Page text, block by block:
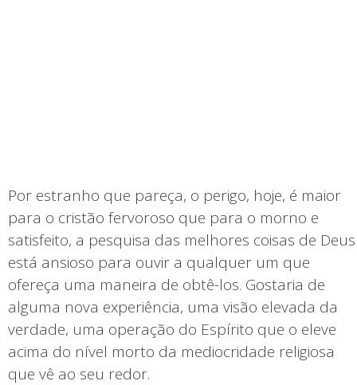
Por estranho que pareça, o perigo, hoje, é maior
para o cristão fervoroso que para o morno e
satisfeito, a pesquisa das melhores coisas de Deus
está ansioso para ouvir a qualquer um que
ofereça uma maneira de obtê-los. Gostaria de
alguma nova experiência, uma visão elevada da
verdade, uma operação do Espírito que o eleve
acima do nível morto da mediocridade religiosa
que vê ao seu redor.